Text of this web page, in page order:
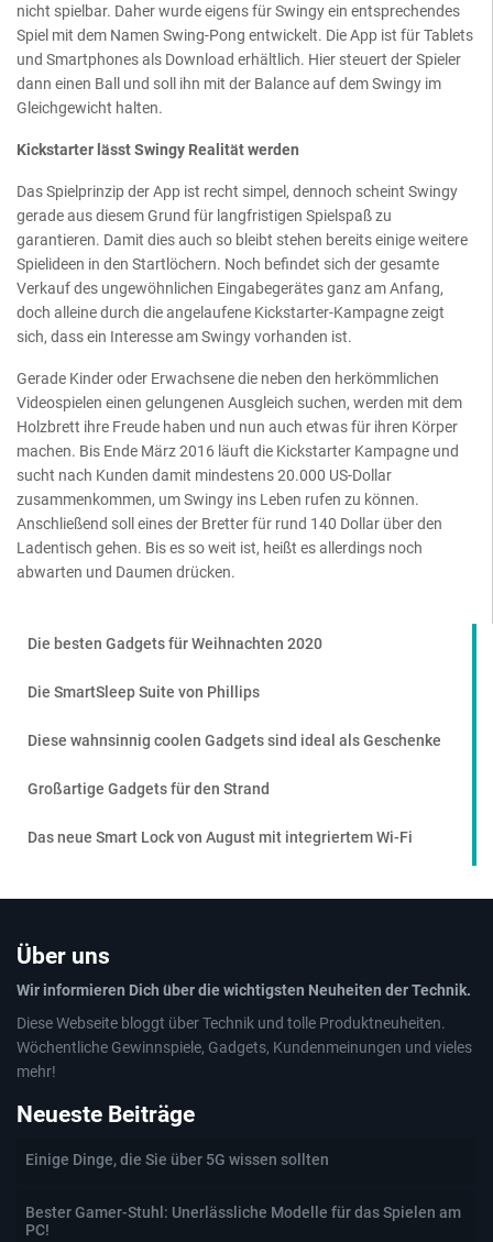
nicht spielbar. Daher wurde eigens für Swingy ein entsprechendes
Spiel mit dem Namen Swing-Pong entwickelt. Die App ist für Tablets
und Smartphones als Download erhältlich. Hier steuert der Spieler
dann einen Ball und soll ihn mit der Balance auf dem Swingy im
Gleichgewicht halten.
Kickstarter lässt Swingy Realität werden
Das Spielprinzip der App ist recht simpel, dennoch scheint Swingy
gerade aus diesem Grund für langfristigen Spielspaß zu
garantieren. Damit dies auch so bleibt stehen bereits einige weitere
Spielideen in den Startlöchern. Noch befindet sich der gesamte
Verkauf des ungewöhnlichen Eingabegerätes ganz am Anfang,
doch alleine durch die angelaufene Kickstarter-Kampagne zeigt
sich, dass ein Interesse am Swingy vorhanden ist.
Gerade Kinder oder Erwachsene die neben den herkömmlichen
Videospielen einen gelungenen Ausgleich suchen, werden mit dem
Holzbrett ihre Freude haben und nun auch etwas für ihren Körper
machen. Bis Ende März 2016 läuft die Kickstarter Kampagne und
sucht nach Kunden damit mindestens 20.000 US-Dollar
zusammenkommen, um Swingy ins Leben rufen zu können.
Anschließend soll eines der Bretter für rund 140 Dollar über den
Ladentisch gehen. Bis es so weit ist, heißt es allerdings noch
abwarten und Daumen drücken.
Die besten Gadgets für Weihnachten 2020
Die SmartSleep Suite von Phillips
Diese wahnsinnig coolen Gadgets sind ideal als Geschenke
Großartige Gadgets für den Strand
Das neue Smart Lock von August mit integriertem Wi-Fi
Über uns
Wir informieren Dich über die wichtigsten Neuheiten der Technik.
Diese Webseite bloggt über Technik und tolle Produktneuheiten.
Wöchentliche Gewinnspiele, Gadgets, Kundenmeinungen und vieles
mehr!
Neueste Beiträge
Einige Dinge, die Sie über 5G wissen sollten
Bester Gamer-Stuhl: Unerlässliche Modelle für das Spielen am
PC!